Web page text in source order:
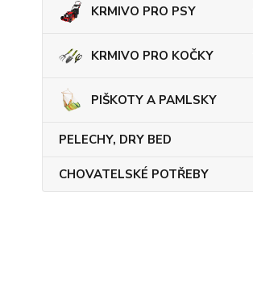
KRMIVO PRO PSY
KRMIVO PRO KOČKY
PIŠKOTY A PAMLSKY
PELECHY, DRY BED
CHOVATELSKÉ POTŘEBY